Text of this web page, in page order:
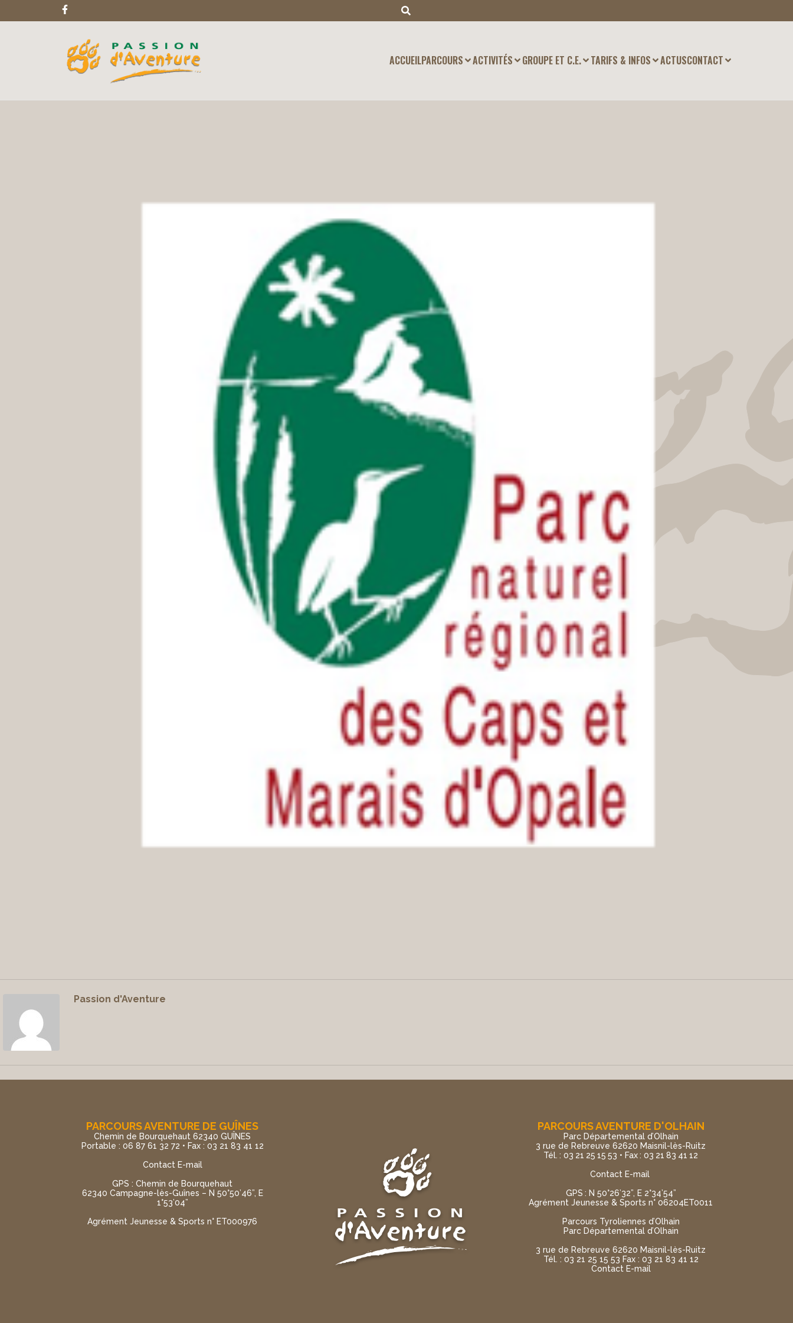
ACCUEILPARCOURS ACTIVITÉS GROUPE ET C.E. TARIFS & INFOS ACTUSCONTACT
Passion d'Aventure
PARCOURS AVENTURE DE GUÎNES
Chemin de Bourquehaut 62340 GUÎNES
Portable : 06 87 61 32 72 • Fax : 03 21 83 41 12
Contact E-mail
GPS : Chemin de Bourquehaut
62340 Campagne-lès-Guînes – N 50°50’46”, E
1°53’04”
Agrément Jeunesse & Sports n° ET000976
PARCOURS AVENTURE D'OLHAIN
Parc Départemental d’Olhain
3 rue de Rebreuve 62620 Maisnil-lès-Ruitz
Tél. : 03 21 25 15 53 • Fax : 03 21 83 41 12
Contact E-mail
GPS : N 50°26’32”, E 2°34’54”
Agrément Jeunesse & Sports n° 06204ET0011
Parcours Tyroliennes d’Olhain
Parc Départemental d’Olhain
3 rue de Rebreuve 62620 Maisnil-lès-Ruitz
Tél. : 03 21 25 15 53 Fax : 03 21 83 41 12
Contact E-mail